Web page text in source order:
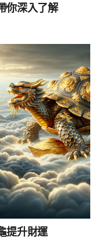
你深入了解
提升財運